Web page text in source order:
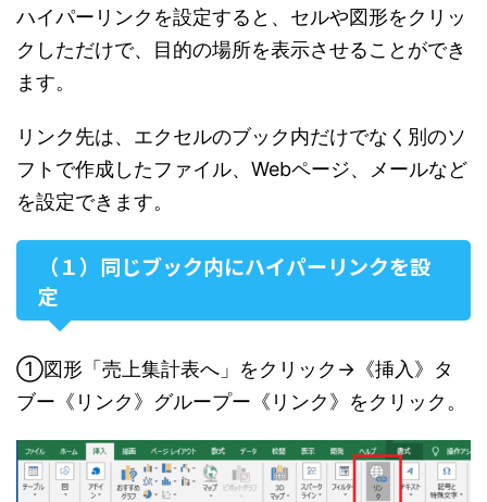
ハイパーリンクを設定すると、セルや図形をクリッ
クしただけで、目的の場所を表示させることができ
ます。
リンク先は、エクセルのブック内だけでなく別のソ
フトで作成したファイル、Webページ、メールなど
を設定できます。
（１）同じブック内にハイパーリンクを設
定
①図形「売上集計表へ」をクリック→《挿入》タ
ブー《リンク》グループー《リンク》をクリック。